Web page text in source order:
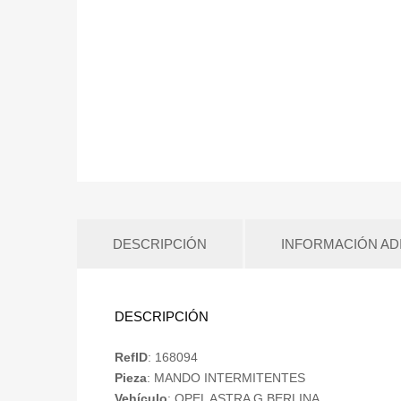
DESCRIPCIÓN INFORMACIÓN
DESCRIPCIÓN
RefID: 168094
Pieza: MANDO INTERMITENTES